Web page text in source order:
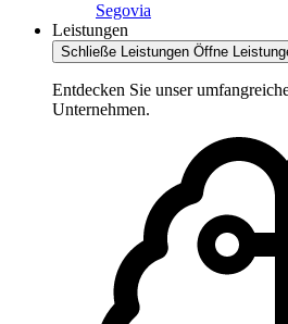
Segovia
Leistungen
Schließe Leistungen Öffne
Entdecken Sie unser
Unternehmen.